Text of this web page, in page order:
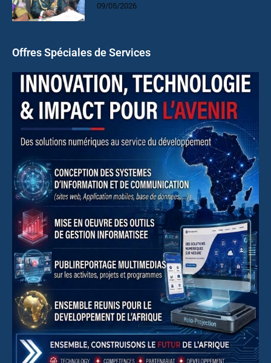
09/05/2026
Offres Spéciales de Services